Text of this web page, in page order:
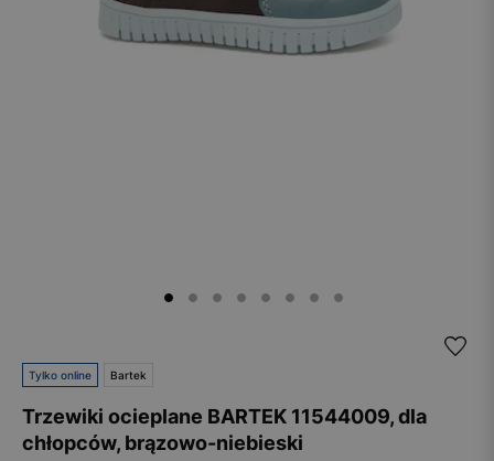
Tylko online Bartek
Trzewiki ocieplane BARTEK 11544009, dla
chłopców, brązowo-niebieski